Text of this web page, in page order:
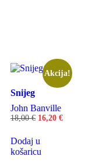
Akcija!
Snijeg
John Banville
18,00€ 16,20 €
Dodaj u
košaricu